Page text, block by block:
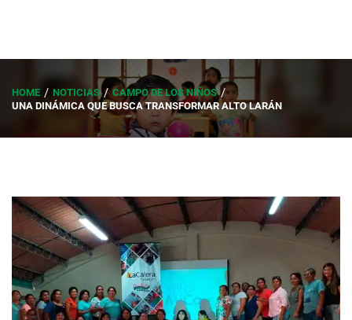
HOME NOTICIAS
CAMPO DE LOS NIÑOS
UNA DINÁMICA QUE BUSCA TRANSFORMAR ALTO LARÁN